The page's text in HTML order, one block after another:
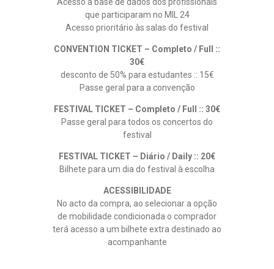
Acesso à base de dados dos profissionais
que participaram no MIL 24
Acesso prioritário às salas do festival
CONVENTION TICKET – Completo / Full ::
30€
desconto de 50% para estudantes :: 15€
Passe geral para a convenção
FESTIVAL TICKET – Completo / Full :: 30€
Passe geral para todos os concertos do
festival
FESTIVAL TICKET – Diário / Daily :: 20€
Bilhete para um dia do festival à escolha
ACESSIBILIDADE
No acto da compra, ao selecionar a opção
de mobilidade condicionada o comprador
terá acesso a um bilhete extra destinado ao
acompanhante